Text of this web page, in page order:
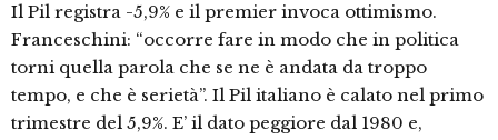
Il Pil registra -5,9% e il premier invoca ottimismo.
Franceschini: “occorre fare in modo che in politica
torni quella parola che se ne è andata da troppo
tempo, e che è serietà”. Il Pil italiano è calato nel primo
trimestre del 5,9%. E’ il dato peggiore dal 1980 e,